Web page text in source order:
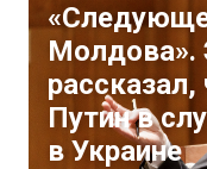
Молдова».
Путин в
в Украине